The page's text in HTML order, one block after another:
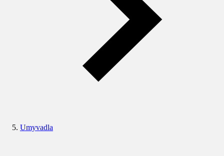
Umyvadla